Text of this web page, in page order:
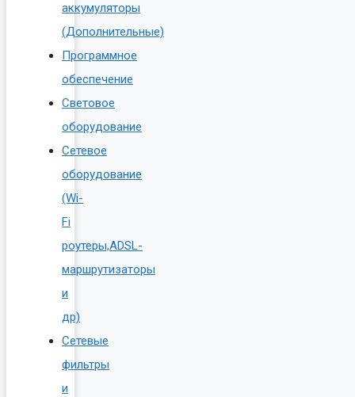
аккумуляторы
(Дополнительные)
Программное
обеспечение
Световое
оборудование
Сетевое
оборудование
(Wi-
Fi
роутеры,ADSL-
маршрутизаторы
и
др)
Сетевые
фильтры
и